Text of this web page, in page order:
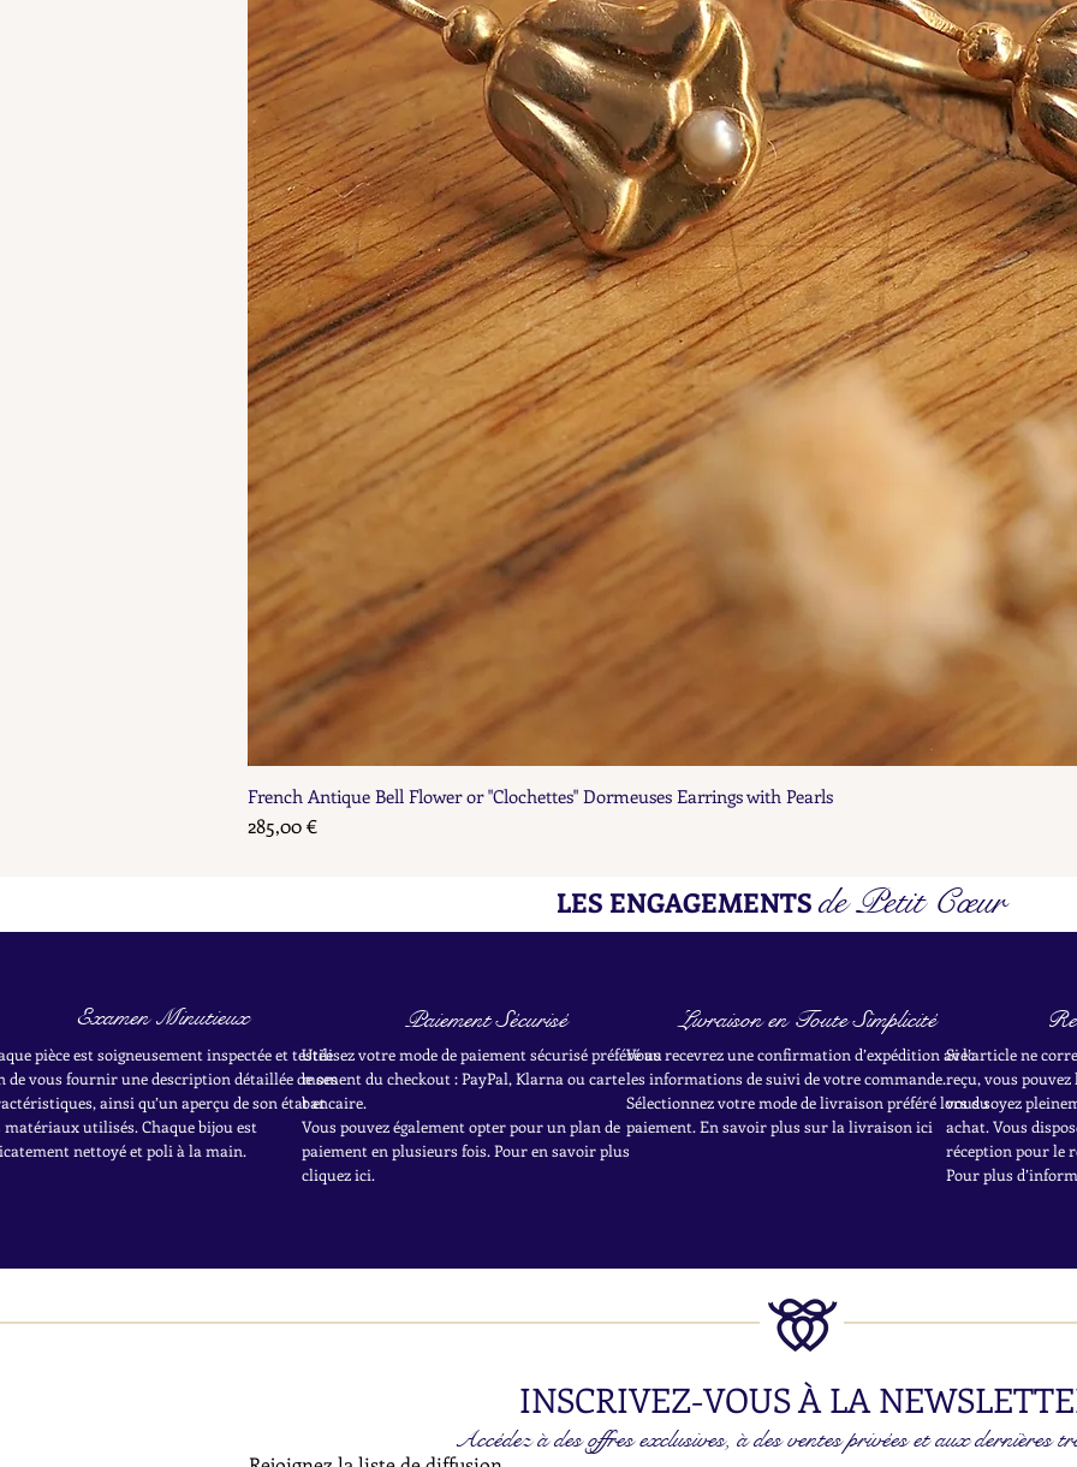
Aperçu rapide
French Antique Bell Flower or "Clochettes" Dormeuses Earrings with Pearls
Prix
285,00 €
LES ENGAGEMENTSde Petit Cœur
Examen Minutieux
pièce est soigneusement inspectée et testée
de vous fournir une description détaillée de ses
ainsi qu’un aperçu de son état et
matériaux utilisés. Chaque bijou est
nettoyé et poli à la main.
Paiement Sécurisé
Utilisez votre mode de paiement sécurisé préféré au
moment du checkout : PayPal, Klarna ou carte
bancaire.
Vous pouvez également opter pour un plan de
paiement en plusieurs fois. Pour en savoir plus
cliquez ici.
Livraison en Toute Simplicité
Vous recevrez une confirmation d’expédition avec
les informations de suivi de votre commande.
Sélectionnez votre mode de livraison préféré lors du
paiement. En savoir plus sur la livraison ici
Si l’article ne
reçu, vous
vous soyez
achat. Vous
réception pour le
Pour plus
Accédez à des offres exclusives, à des ventes privées et aux dernières
INSCRIVEZ-VOUS À LA